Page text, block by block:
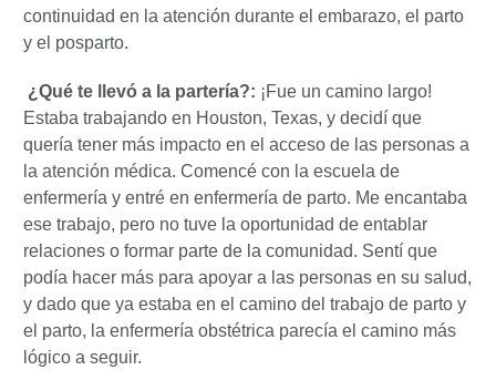
continuidad en la atención durante el embarazo, el parto
y el posparto.
¿Qué te llevó a la partería?: ¡Fue un camino largo!
Estaba trabajando en Houston, Texas, y decidí que
quería tener más impacto en el acceso de las personas a
la atención médica. Comencé con la escuela de
enfermería y entré en enfermería de parto. Me encantaba
ese trabajo, pero no tuve la oportunidad de entablar
relaciones o formar parte de la comunidad. Sentí que
podía hacer más para apoyar a las personas en su salud,
y dado que ya estaba en el camino del trabajo de parto y
el parto, la enfermería obstétrica parecía el camino más
lógico a seguir.